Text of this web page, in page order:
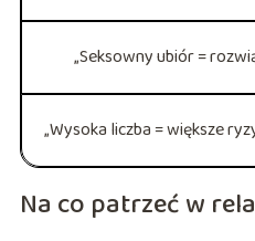
„Seksowny ubiór =
„Wysoka liczba = większe
Na co patrzeć w